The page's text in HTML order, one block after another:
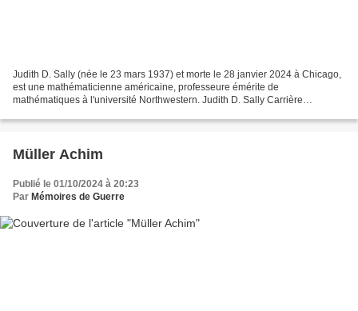
Judith D. Sally (née le 23 mars 1937) et morte le 28 janvier 2024 à Chicago,
est une mathématicienne américaine, professeure émérite de
mathématiques à l'université Northwestern. Judith D. Sally Carrière
Müller Achim
Publié le 01/10/2024 à 20:23
Par Mémoires de Guerre